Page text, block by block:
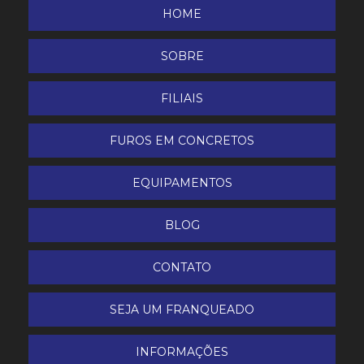
Plataforma Elevatória Tesoura Terreno Acidentado
HOME
SOBRE
FILIAIS
FUROS EM CONCRETOS
EQUIPAMENTOS
BLOG
CONTATO
SEJA UM FRANQUEADO
INFORMAÇÕES